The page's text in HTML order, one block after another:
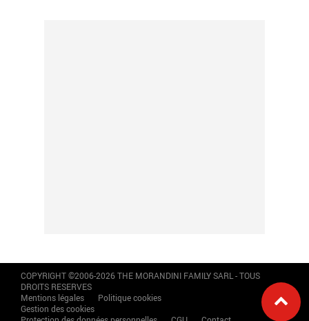
COPYRIGHT ©2006-2026 THE MORANDINI FAMILY SARL - TOUS
DROITS RESERVES
Mentions légales
Politique cookies
Gestion des cookies